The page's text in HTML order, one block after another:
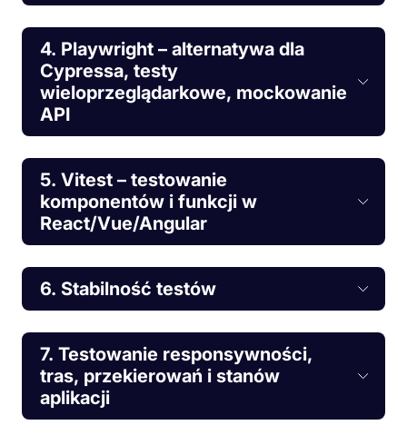
4. Playwright – alternatywa dla
Cypressa, testy
wieloprzeglądarkowe, mockowanie
API
5. Vitest – testowanie
komponentów i funkcji w
React/Vue/Angular
6. Stabilność testów
7. Testowanie responsywności,
tras, przekierowań i stanów
aplikacji